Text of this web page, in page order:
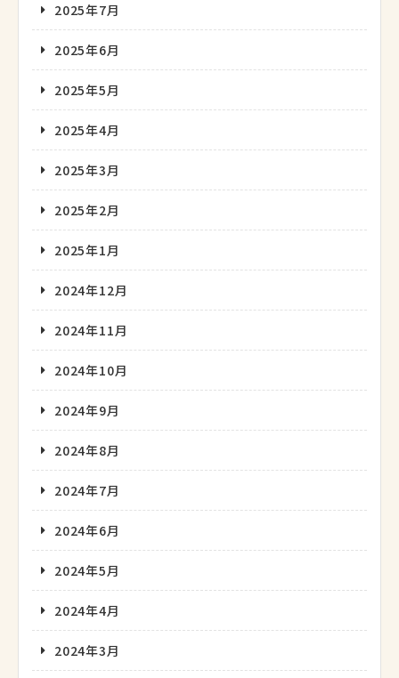
2025年7月
2025年6月
2025年5月
2025年4月
2025年3月
2025年2月
2025年1月
2024年12月
2024年11月
2024年10月
2024年9月
2024年8月
2024年7月
2024年6月
2024年5月
2024年4月
2024年3月